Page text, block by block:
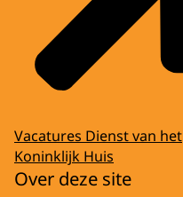
Vacatures Dienst van het
Koninklijk Huis
Over deze site